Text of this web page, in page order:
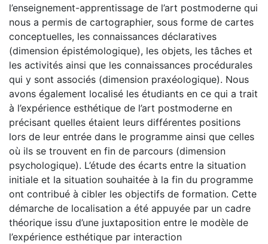
l’enseignement-apprentissage de l’art postmoderne qui
nous a permis de cartographier, sous forme de cartes
conceptuelles, les connaissances déclaratives
(dimension épistémologique), les objets, les tâches et
les activités ainsi que les connaissances procédurales
qui y sont associés (dimension praxéologique). Nous
avons également localisé les étudiants en ce qui a trait
à l’expérience esthétique de l’art postmoderne en
précisant quelles étaient leurs différentes positions
lors de leur entrée dans le programme ainsi que celles
où ils se trouvent en fin de parcours (dimension
psychologique). L’étude des écarts entre la situation
initiale et la situation souhaitée à la fin du programme
ont contribué à cibler les objectifs de formation. Cette
démarche de localisation a été appuyée par un cadre
théorique issu d’une juxtaposition entre le modèle de
l’expérience esthétique par interaction